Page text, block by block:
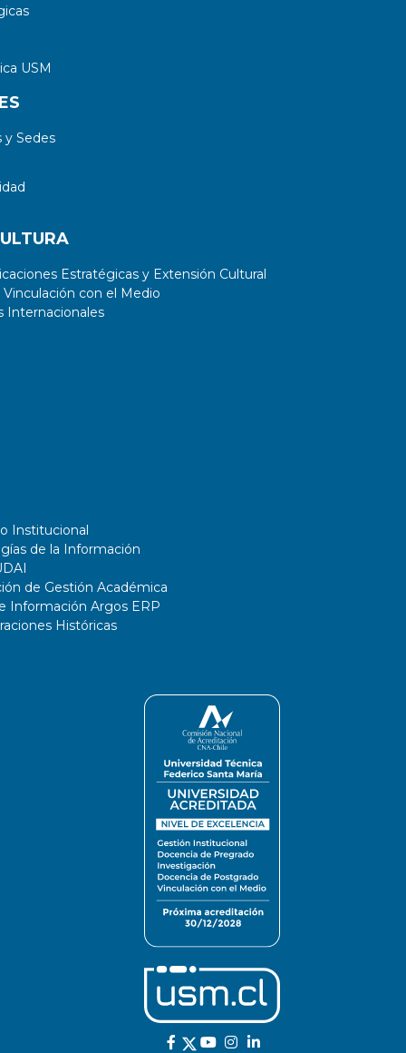
USM
Sedes
Estratégicas y Extensión Cultural
con el Medio
Internacionales
Institucional
de la Información
de Gestión Académica
Información Argos ERP
Históricas